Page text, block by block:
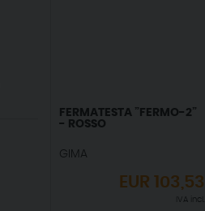
FERMATESTA ”FERMO-2”
- ROSSO
GIMA
EUR103,53
IVA incl.